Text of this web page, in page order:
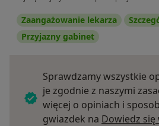
Zaangażowanie lekarza
Przyjazny gabinet
Sprawdzamy wszystkie
je zgodnie z naszymi
więcej o opiniach i
gwiazdek na Dowiedz się